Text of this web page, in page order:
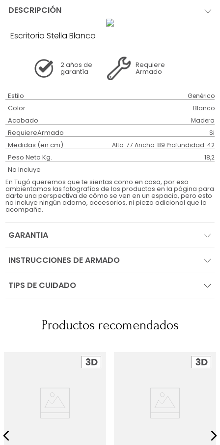
DESCRIPCIÓN
Escritorio Stella Blanco
2 años de
garantía
Requiere
Armado
Estilo Genérico
Color Blanco
Acabado Madera
RequiereArmado Si
Medidas (en cm) Alto: 77 Ancho: 89 Profundidad: 42
Peso Neto Kg. 18,2
No Incluye
En Tugó queremos que te sientas como en casa, por eso
ambientamos las fotografías de los productos en la página para
darte una perspectiva de cómo se ven en un espacio, pero esto
no incluye ningún adorno, accesorios, ni pieza adicional que lo
acompañe.
GARANTIA
INSTRUCCIONES DE ARMADO
TIPS DE CUIDADO
Productos recomendados